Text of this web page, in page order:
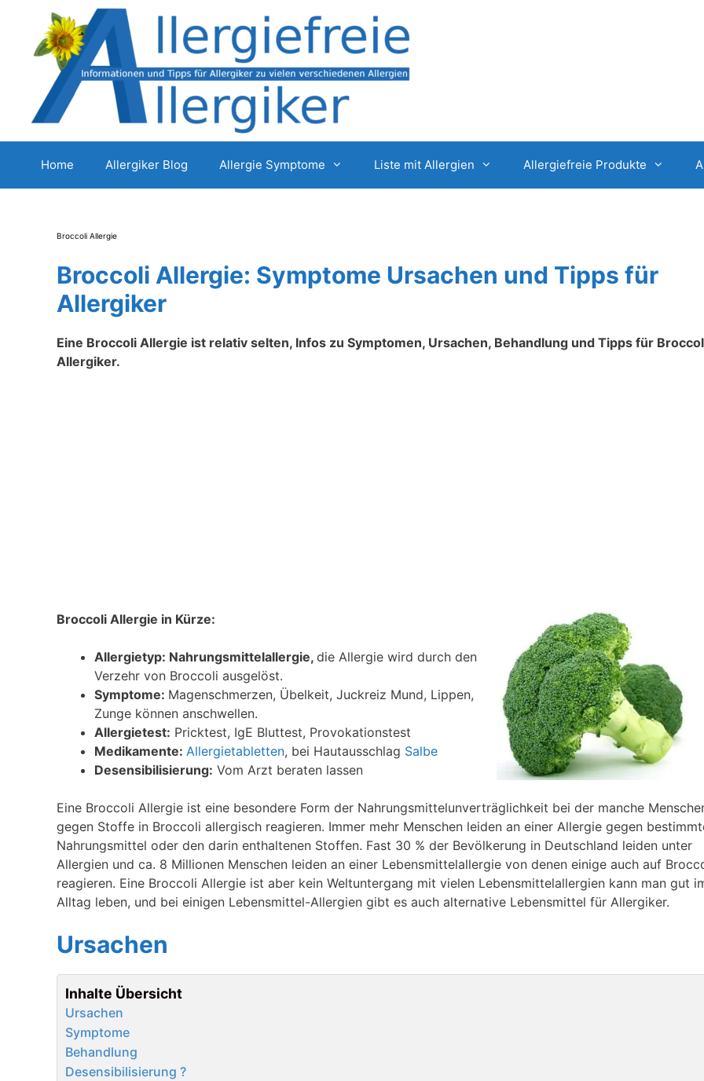
springen
Home Allergiker Blog Allergie Symptome Liste mit Allergien Allergiefreie Produkte
Broccoli Allergie
Broccoli Allergie: Symptome Ursachen und Tipps für
Allergiker
Eine Broccoli Allergie ist relativ selten, Infos zu Symptomen, Ursachen, Behandlung und Tipps für
Allergiker.
Broccoli Allergie in Kürze:
Allergietyp: Nahrungsmittelallergie, die Allergie wird durch den
Verzehr von Broccoli ausgelöst.
Symptome: Magenschmerzen, Übelkeit, Juckreiz Mund, Lippen,
Zunge können anschwellen.
Allergietest: Pricktest, IgE Bluttest, Provokationstest
Medikamente: Allergietabletten, bei Hautausschlag Salbe
Desensibilisierung: Vom Arzt beraten lassen
Eine Broccoli Allergie ist eine besondere Form der Nahrungsmittelunverträglichkeit bei der manche
gegen Stoffe in Broccoli allergisch reagieren. Immer mehr Menschen leiden an einer Allergie gegen
Nahrungsmittel oder den darin enthaltenen Stoffen. Fast 30 % der Bevölkerung in Deutschland leiden unter
Allergien und ca. 8 Millionen Menschen leiden an einer Lebensmittelallergie von denen einige auch auf
reagieren. Eine Broccoli Allergie ist aber kein Weltuntergang mit vielen Lebensmittelallergien kann man gut
Alltag leben, und bei einigen Lebensmittel-Allergien gibt es auch alternative Lebensmittel für Allergiker.
Ursachen
Inhalte Übersicht
Ursachen
Symptome
Behandlung
Desensibilisierung ?